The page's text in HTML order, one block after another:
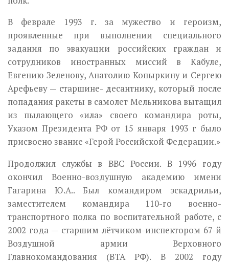
В феврале 1993 г. за мужество и героизм,
проявленные при выполнении специального
задания по эвакуации российских граждан и
сотрудников иностранных миссий в Кабуле,
Евгению Зеленову, Анатолию Копыркину и Сергею
Арефьеву — старшине- десантнику, который после
попадания ракеты в самолет Мельникова вытащил
из пылающего «ила» своего командира роты,
Указом Президента РФ от 15 января 1993 г было
присвоено звание «Герой Российской Федерации.»
Продолжил службы в ВВС России. В 1996 году
окончил Военно-воздушную академию имени
Гагарина Ю.А.. Был командиром эскадрильи,
заместителем командира 110-го военно-
транспортного полка по воспитательной работе, с
2002 года — старшим лётчиком-инспектором 67-й
Воздушной армии Верховного
Главнокомандования (ВТА РФ). В 2002 году